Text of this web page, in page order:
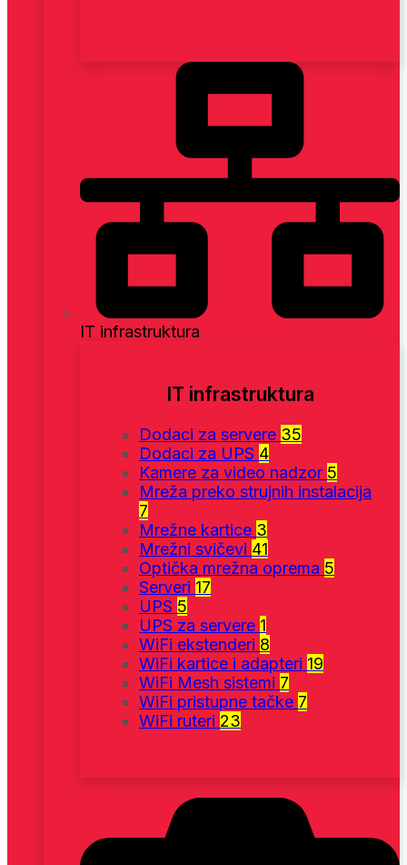
IT infrastruktura
IT infrastruktura
Dodaci za servere 35
Dodaci za UPS 4
Kamere za video nadzor 5
Mreža preko strujnih instalacija
7
Mrežne kartice 3
Mrežni svičevi 41
Optička mrežna oprema 5
Serveri 17
UPS 5
UPS za servere 1
WiFi ekstenderi 8
WiFi kartice i adapteri 19
WiFi Mesh sistemi 7
WiFi pristupne tačke 7
WiFi ruteri 23